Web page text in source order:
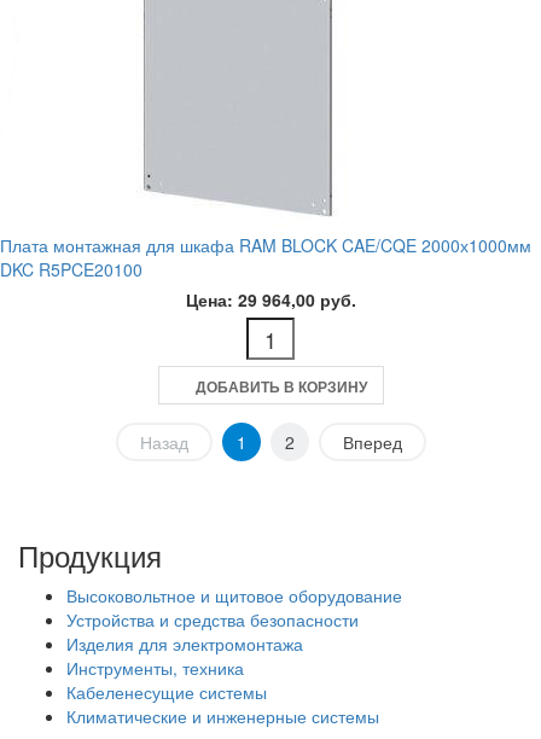
Плата монтажная для шкафа RAM BLOCK CAE/CQE 2000х1000мм
DKC R5PCE20100
Цена: 29 964,00 руб.
ДОБАВИТЬ В КОРЗИНУ
Назад 1 2 Вперед
Продукция
Высоковольтное и щитовое оборудование
Устройства и средства безопасности
Изделия для электромонтажа
Инструменты, техника
Кабеленесущие системы
Климатические и инженерные системы